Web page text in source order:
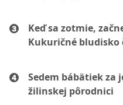
Keď sa zotmie,
Kukuričné bludisko
Sedem bábätiek za
žilinskej pôrodnici